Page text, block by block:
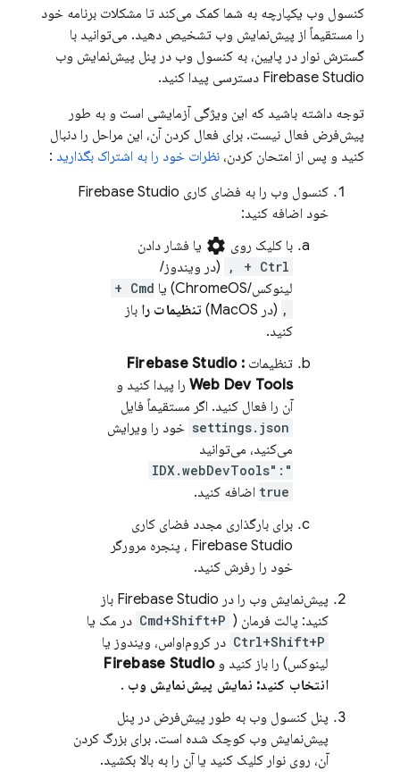
کنسول وب یکپارچه به شما کمک می‌کند تا مشکلات برنامه خود
را مستقیماً از پیش‌نمایش وب تشخیص دهید. می‌توانید با
گسترش نوار در پایین، به کنسول وب در پنل پیش‌نمایش وب
Firebase Studio دسترسی پیدا کنید.
توجه داشته باشید که این ویژگی آزمایشی است و به طور
پیش‌فرض فعال نیست. برای فعال کردن آن، این مراحل را دنبال
کنید و پس از امتحان کردن، نظرات خود را به اشتراک بگذارید :
کنسول وب را به فضای کاری Firebase Studio
خود اضافه کنید:
با کلیک روی settings یا فشار دادن
Ctrl + ,
(در ویندوز/
لینوکس/ChromeOS) یا
Cmd +
, (در MacOS) تنظیمات را باز
کنید.
تنظیمات
Firebase Studio:
Web Dev Tools را پیدا کنید و
آن را فعال کنید. اگر مستقیماً فایل
settings.json خود را ویرایش
می‌کنید، می‌توانید
"IDX.webDevTools":
true اضافه کنید.
برای بارگذاری مجدد فضای کاری
Firebase Studio ، پنجره مرورگر
خود را رفرش کنید.
پیش‌نمایش وب را در Firebase Studio باز
کنید: پالت فرمان ( Cmd+Shift+P در مک یا
Ctrl+Shift+P در کروم‌او‌اس، ویندوز یا
لینوکس) را باز کنید وFirebase Studio
انتخاب کنید: نمایش پیش‌نمایش وب .
پنل کنسول وب به طور پیش‌فرض در پنل
پیش‌نمایش وب کوچک شده است. برای بزرگ کردن
آن، روی نوار کلیک کنید یا آن را به بالا بکشید.